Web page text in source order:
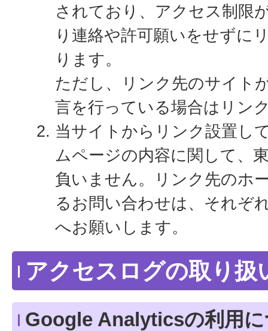
されており、アクセス制限
り連絡や許可願いをせずに
ります。
ただし、リンク先のサイト
言を行っている場合はリン
当サイトからリンク設置し
ムページの内容に関して、
負いません。リンク先のホ
るお問い合わせは、それぞ
へお願いします。
アクセスログの取り扱
Google Analyticsの利用